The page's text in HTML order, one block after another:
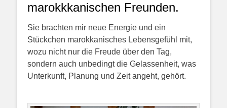
marokkkanischen Freunden.
Sie brachten mir neue Energie und ein
Stückchen marokkanisches Lebensgefühl mit,
wozu nicht nur die Freude über den Tag,
sondern auch unbedingt die Gelassenheit, was
Unterkunft, Planung und Zeit angeht, gehört.